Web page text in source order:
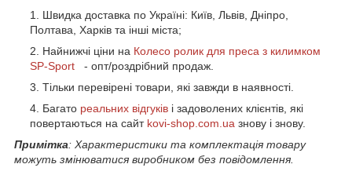
Швидка доставка по Україні: Київ, Львів, Дніпро,
Полтава, Харків та інші міста;
Найнижчі ціни на Колесо ролик для преса з килимком
SP-Sport
- опт/роздрібний продаж.
Тільки перевірені товари, які завжди в наявності.
Багато реальних відгуків і задоволених клієнтів, які
повертаються на сайт kovi-shop.com.ua знову і знову.
Примітка: Характеристики та комплектація товару
можуть змінюватися виробником без повідомлення.